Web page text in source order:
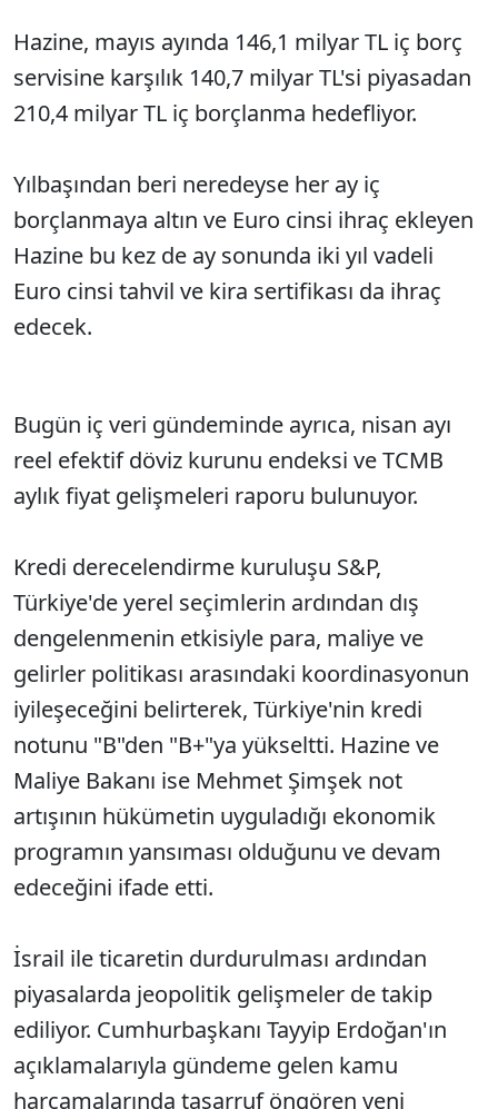
Hazine, mayıs ayında 146,1 milyar TL iç borç
servisine karşılık 140,7 milyar TL'si piyasadan
210,4 milyar TL iç borçlanma hedefliyor.
Yılbaşından beri neredeyse her ay iç
borçlanmaya altın ve Euro cinsi ihraç ekleyen
Hazine bu kez de ay sonunda iki yıl vadeli
Euro cinsi tahvil ve kira sertifikası da ihraç
edecek.
Bugün iç veri gündeminde ayrıca, nisan ayı
reel efektif döviz kurunu endeksi ve TCMB
aylık fiyat gelişmeleri raporu bulunuyor.
Kredi derecelendirme kuruluşu S&P,
Türkiye'de yerel seçimlerin ardından dış
dengelenmenin etkisiyle para, maliye ve
gelirler politikası arasındaki koordinasyonun
iyileşeceğini belirterek, Türkiye'nin kredi
notunu "B"den "B+"ya yükseltti. Hazine ve
Maliye Bakanı ise Mehmet Şimşek not
artışının hükümetin uyguladığı ekonomik
programın yansıması olduğunu ve devam
edeceğini ifade etti.
İsrail ile ticaretin durdurulması ardından
piyasalarda jeopolitik gelişmeler de takip
ediliyor. Cumhurbaşkanı Tayyip Erdoğan'ın
açıklamalarıyla gündeme gelen kamu
harcamalarında tasarruf öngören yeni